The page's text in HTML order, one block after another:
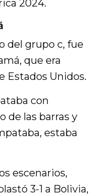
2024.
del grupo c, fue
que era
Estados Unidos.
con
de las barras y
estaba
escenarios,
3-1 a Bolivia,